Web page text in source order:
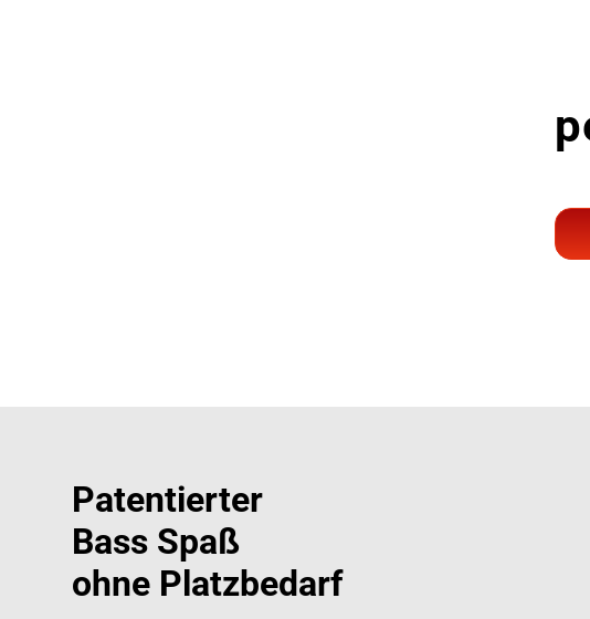
Patentierter
Bass Spaß
ohne Platzbedarf